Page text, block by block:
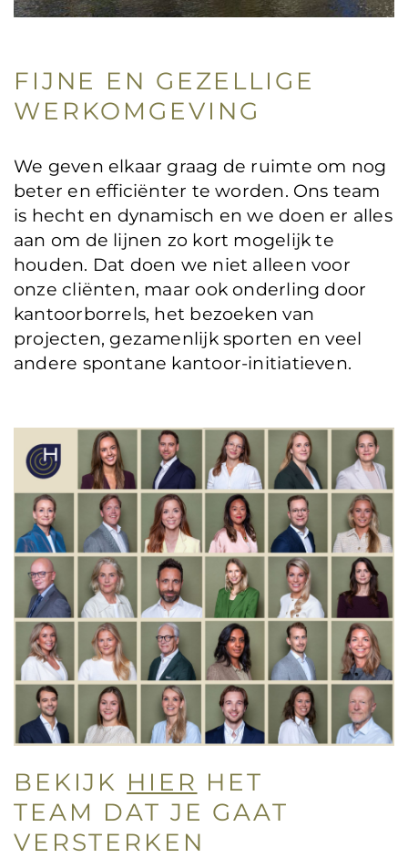
FIJNE EN GEZELLIGE
WERKOMGEVING
We geven elkaar graag de ruimte om nog
beter en efficiënter te worden. Ons team
is hecht en dynamisch en we doen er alles
aan om de lijnen zo kort mogelijk te
houden. Dat doen we niet alleen voor
onze cliënten, maar ook onderling door
kantoorborrels, het bezoeken van
projecten, gezamenlijk sporten en veel
andere spontane kantoor-initiatieven.
BEKIJK HIER HET
TEAM DAT JE GAAT
VERSTERKEN